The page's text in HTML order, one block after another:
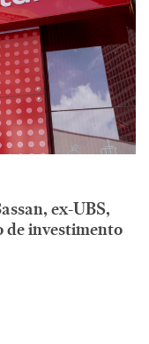
ex-UBS,
de investimento